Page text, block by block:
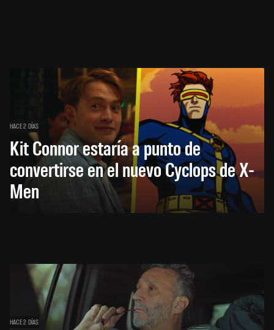
HACE 2 DÍAS
Kit Connor estaría a punto de
convertirse en el nuevo Cyclops de X-
Men
HACE 2 DÍAS